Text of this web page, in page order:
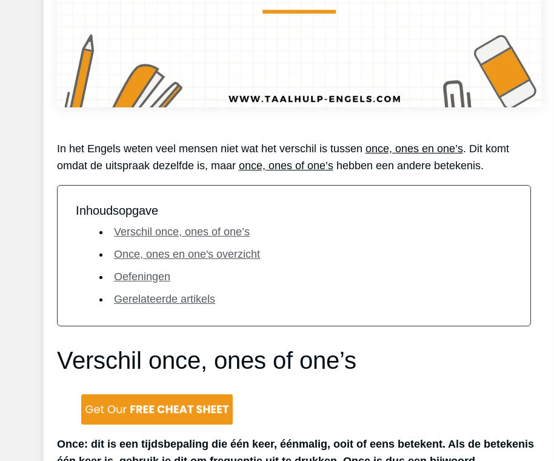
In het Engels weten veel mensen niet wat het verschil is tussen once, ones en one’s. Dit komt
omdat de uitspraak dezelfde is, maar once, ones of one’shebben een andere betekenis.
Inhoudsopgave
Verschil once, ones of one’s
Once, ones en one's overzicht
Oefeningen
Gerelateerde artikels
Verschil once, ones of one’s
Once: dit is een tijdsbepaling die één keer, éénmalig, ooit of eens betekent. Als de betekenis